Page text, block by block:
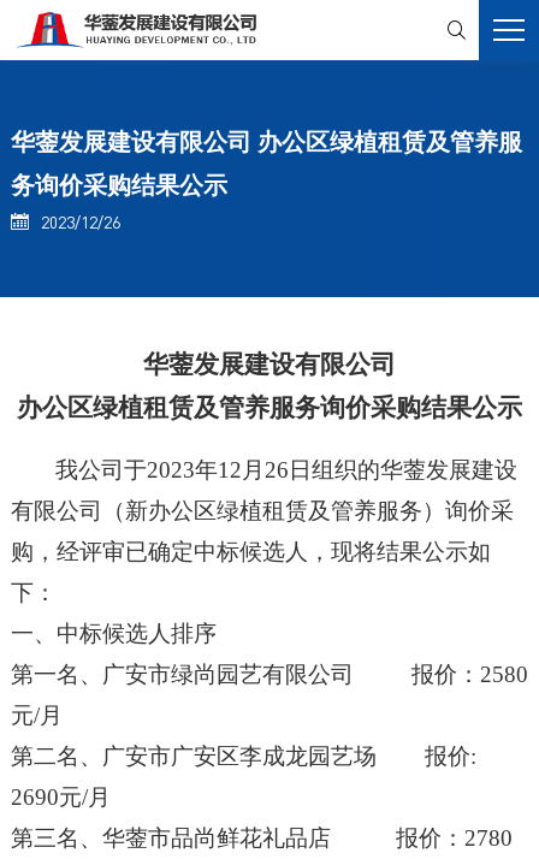

华蓥发展建设有限公司 办公区绿植租赁及管养服
务询价采购结果公示
 2023/12/26
华蓥发展建设有限公司
办公区绿植租赁及管养服务询价采购结果公示
我公司于2023年12 月 26 日组织的华蓥发展建设
有限公司
（新办公区绿植租赁及管养服务） 询价采
购 ，经评审已确定中标候选人，现将结果公示如
下：
一、中标候选人排序
第一名、 广安市绿尚园艺有限公司 报价： 2580
元/月
第二名、 广安市广安区李成龙园艺场 报价:
2690元/月
第三名、华蓥市品尚鲜花礼品店
报价： 2780